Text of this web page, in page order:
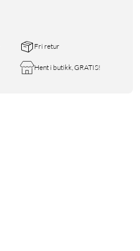
Fri retur
Hent i butikk, GRATIS!